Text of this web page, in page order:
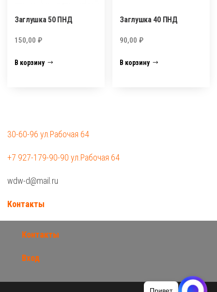
Заглушка 50 ПНД
150,00 ₽
В корзину
Заглушка 40 ПНД
90,00₽
В корзину
30-60-96 ул.Рабочая 64
+7 927-179-90-90 ул.Рабочая 64
wdw-d@mail.ru
Контакты
Контакты
Вход